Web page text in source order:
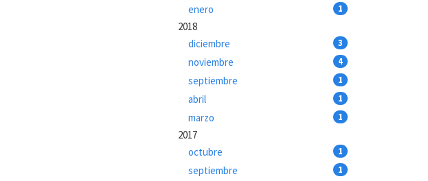
enero 1
2018
diciembre
3
noviembre 4
septiembre 1
abril 1
marzo 1
2017
octubre
1
septiembre 1